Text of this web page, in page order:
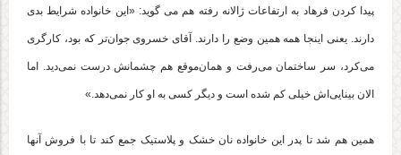
پیدا کردن فرهاد به ارتفاعات ژالانه رفته هم می گوید: «این خانواده شرایط بدی
دارند. یعنی اینجا همه همین وضع را دارند. آقای خسروی جوان‌تر که بود، کارگری
می‌کرد، سر ساختمان می‌رفت و همان‌موقع هم چشمانش درست نمی‌دید. اما
الان بینایی‌اش خیلی کم شده است و دیگر کسی به او کار نمی‌دهد.»
همین هم شد تا پدر این خانواده نان خشک و پلاستیک جمع کند تا با فروش آنها